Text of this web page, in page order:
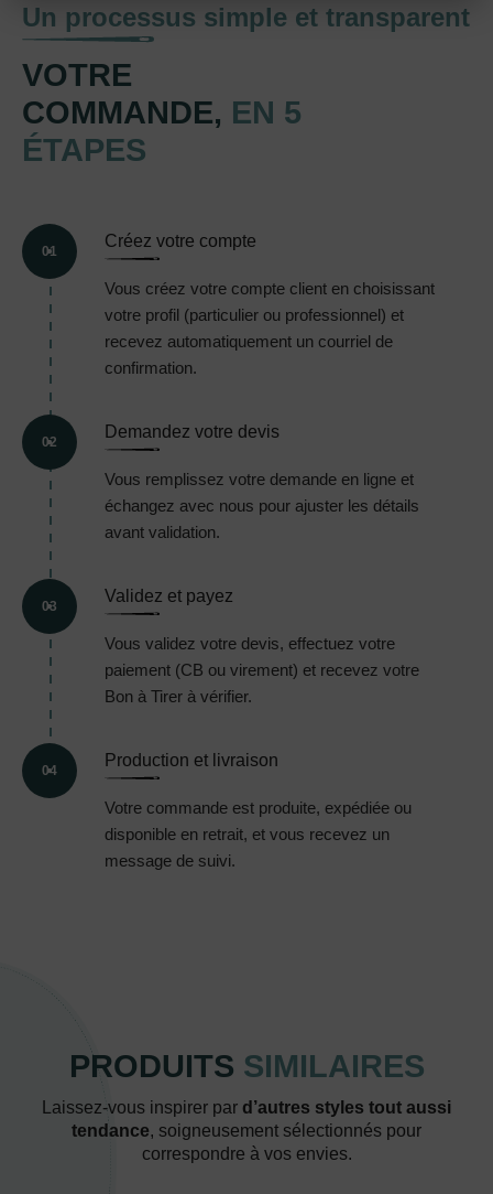
Un processus simple et transparent
VOTRE
COMMANDE, EN 5
ÉTAPES
01
Créez votre compte
Vous créez votre compte client en choisissant
votre profil (particulier ou professionnel) et
recevez automatiquement un courriel de
confirmation.
02
Demandez votre devis
Vous remplissez votre demande en ligne et
échangez avec nous pour ajuster les détails
avant validation.
03
Validez et payez
Vous validez votre devis, effectuez votre
paiement (CB ou virement) et recevez votre
Bon à Tirer à vérifier.
04
Production et livraison
Votre commande est produite, expédiée ou
disponible en retrait, et vous recevez un
message de suivi.
PRODUITS SIMILAIRES
Laissez-vous inspirer par d’autres styles tout aussi
tendance, soigneusement sélectionnés pour
correspondre à vos envies.